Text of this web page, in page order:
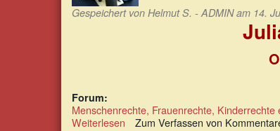
Gespeichert von Helmut S. - ADMINam 14.
Forum:
Menschenrechte, Frauenrechte, Kinderrechte
Weiterlesen über
Zum Verfassen von